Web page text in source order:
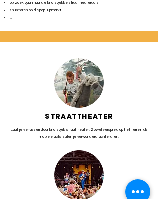
op zoek gaan naar de knotsgekke straattheateracts
snuisteren op de pop-upmarkt
…
STRAATTHEATER
Laat je verrassen door knotsgek straattheater. Zowel verspreid op het terrein als
mobiele acts zullen je verwonderd achterlaten.